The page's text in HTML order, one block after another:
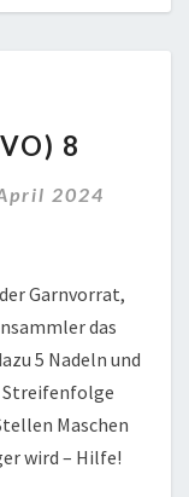
8
2024
Garnvorrat,
das
5 Nadeln und
Streifenfolge
Maschen
wird – Hilfe!